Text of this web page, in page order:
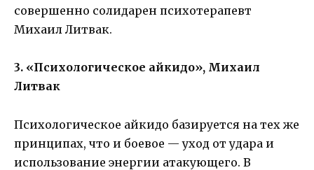
совершенно солидарен психотерапевт
Михаил Литвак.
3. «Психологическое айкидо», Михаил
Литвак
Психологическое айкидо базируется на тех же
принципах, что и боевое — уход от удара и
использование энергии атакующего. В